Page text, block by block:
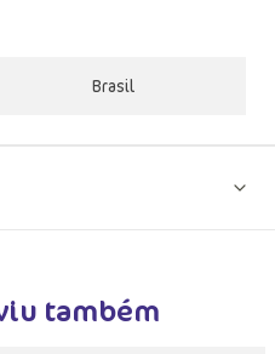
Brasil
também